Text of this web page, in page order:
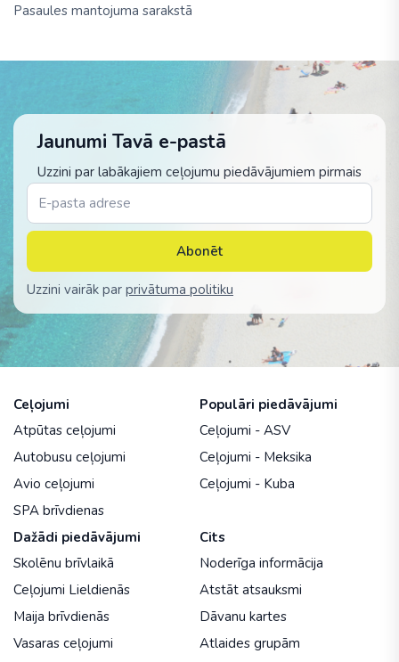
Pasaules mantojuma sarakstā
Jaunumi Tavā e-pastā
Uzzini par labākajiem ceļojumu piedāvājumiem pirmais
Abonēt
Uzzini vairāk par privātuma politiku
Ceļojumi
Atpūtas ceļojumi
Autobusu ceļojumi
Avio ceļojumi
SPA brīvdienas
Populāri piedāvājumi
Ceļojumi - ASV
Ceļojumi - Meksika
Ceļojumi - Kuba
Dažādi piedāvājumi
Skolēnu brīvlaikā
Ceļojumi Lieldienās
Maija brīvdienās
Vasaras ceļojumi
Cits
Noderīga informācija
Atstāt atsauksmi
Dāvanu kartes
Atlaides grupām